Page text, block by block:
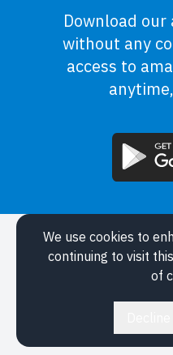
Download our
without any
access to
We use cookies to
continuing to visit
of